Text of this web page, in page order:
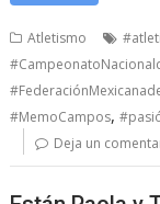
Atletismo
#MemoCampos,
Deja un